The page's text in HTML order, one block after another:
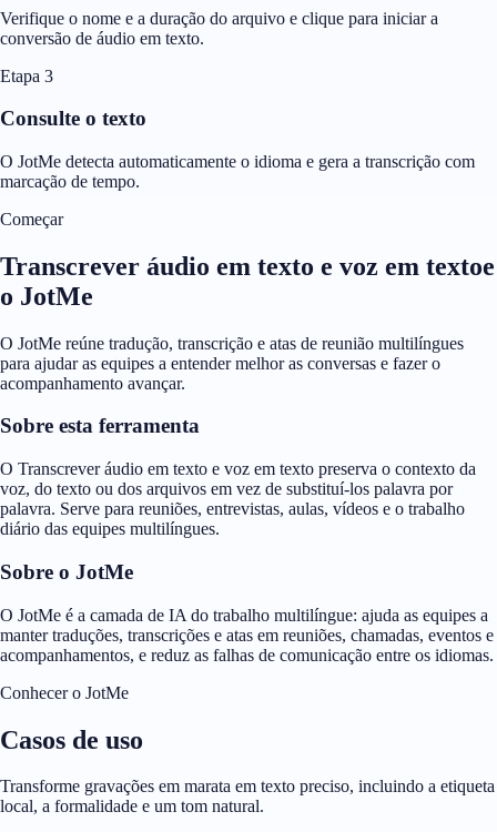
Verifique o nome e a duração do arquivo e clique para iniciar a
conversão de áudio em texto.
Etapa 3
Consulte o texto
O JotMe detecta automaticamente o idioma e gera a transcrição com
marcação de tempo.
Começar
Transcrever áudio em texto e voz em textoe
o JotMe
O JotMe reúne tradução, transcrição e atas de reunião multilíngues
para ajudar as equipes a entender melhor as conversas e fazer o
acompanhamento avançar.
Sobre esta ferramenta
O Transcrever áudio em texto e voz em texto preserva o contexto da
voz, do texto ou dos arquivos em vez de substituí-los palavra por
palavra. Serve para reuniões, entrevistas, aulas, vídeos e o trabalho
diário das equipes multilíngues.
Sobre o JotMe
O JotMe é a camada de IA do trabalho multilíngue: ajuda as equipes a
manter traduções, transcrições e atas em reuniões, chamadas, eventos e
acompanhamentos, e reduz as falhas de comunicação entre os idiomas.
Conhecer o JotMe
Casos de uso
Transforme gravações em marata em texto preciso, incluindo a etiqueta
local, a formalidade e um tom natural.